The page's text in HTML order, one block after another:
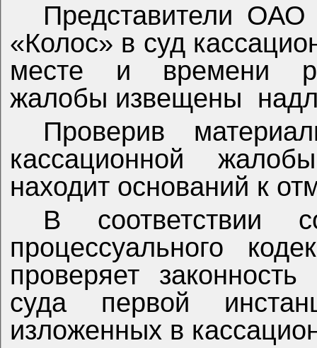
Представители
«Колос» в суд
месте и времени
жалобы извещены
Проверив
кассационной
находит оснований к
В соответствии
процессуального
проверяет
суда первой
изложенных в